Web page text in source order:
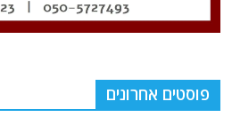
פוסטים אחרונים